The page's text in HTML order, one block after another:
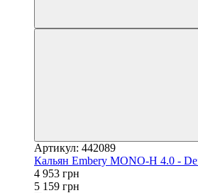
Артикул: 442089
Кальян Embery MONO-H 4.0 -
4 953 грн
5 159 грн